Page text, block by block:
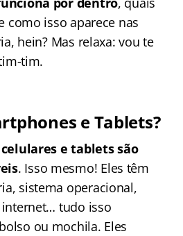
como isso aparece nas
hein? Mas relaxa: vou te
tim.
e Tablets?
celulares e tablets são
. Isso mesmo! Eles têm
sistema operacional,
internet… tudo isso
ou mochila. Eles